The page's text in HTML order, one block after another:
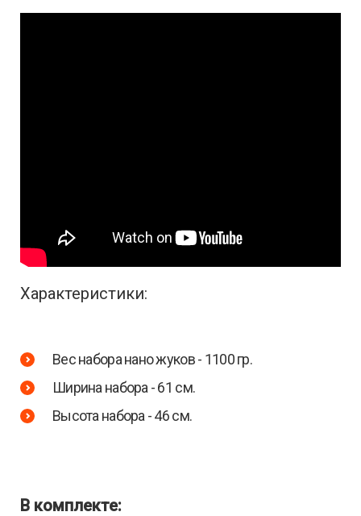
Характеристики:
Вес набора нано жуков - 1100 гр.
Ширина набора - 61 см.
Высота набора - 46 см.
В комплекте: